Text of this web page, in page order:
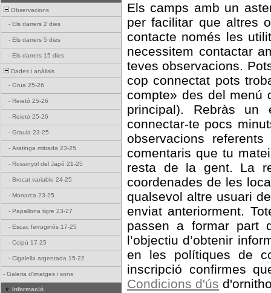
Observacions
- Els darrers 2 dies
- Els darrers 5 dies
- Els darrers 15 dies
Dades i anàlisis
- Grua 25-26
- Reietó 25-26
- Reietó 25-26
- Graula 23-25
- Aratinga mitrada 23-25
- Rossinyol del Japó 21-25
- Brocat variable 24-25
- Monarca 23-25
- Papallona tigre 23-27
- Escac ferruginós 17-25
- Coipú 17-25
- Cigalella argentada 15-22
- Galeria d'imatges i sons
Informació
Els camps amb un
per facilitar que altres
contacte només les
necessitem contactar
teves observacions.
cop connectat pots
compte» des del menú
principal). Rebràs
connectar-te pocs
observacions
comentaris que tu
resta de la gent. La
coordenades de les
qualsevol altre usuari
enviat anteriorment.
passen a formar part
l’objectiu d’obtenir
en les polítiques de
inscripció confirmes
Condicions d'ús